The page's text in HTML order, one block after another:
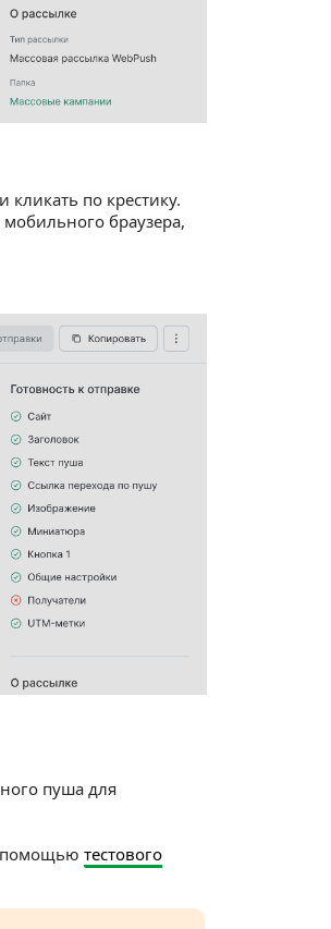
по крестику.
браузера,
пуша для
помощью тестового